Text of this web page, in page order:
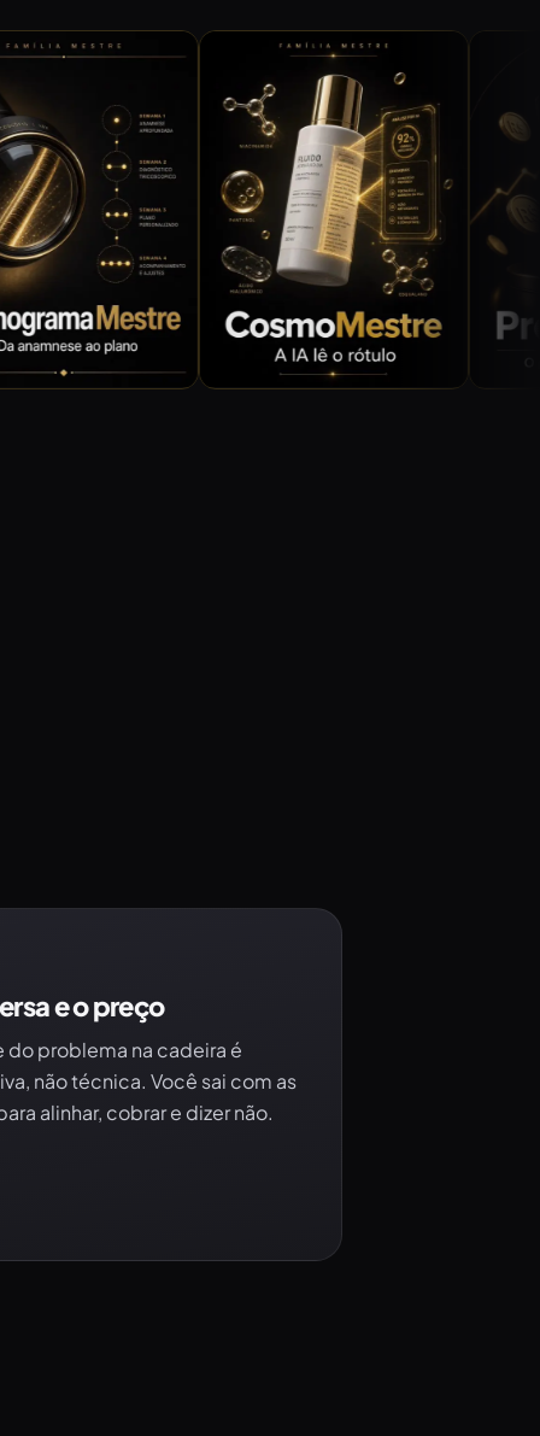
e o preço
do problema na cadeira é
não técnica. Você sai com as
alinhar, cobrar e dizer não.